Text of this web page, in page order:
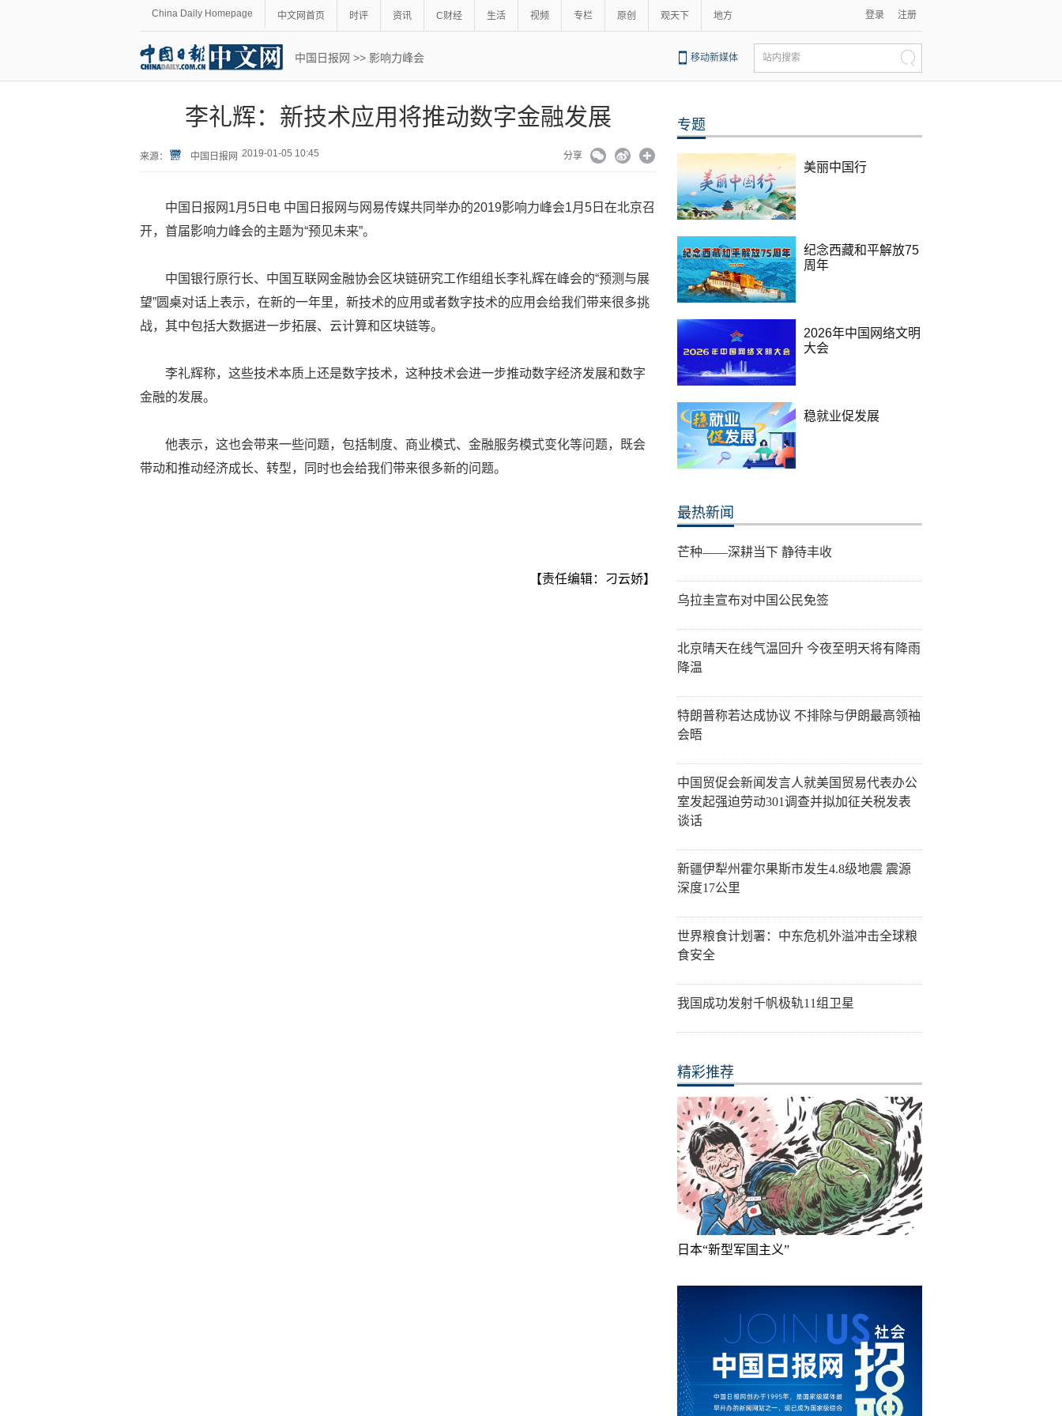
China Daily Homepage 中文网首页 时评 资讯 C财经 生活 视频 专栏 原创 观天下 地方 登录 注册
中国日报网 >> 影响力峰会 移动新媒体 站内搜索
李礼辉：新技术应用将推动数字金融发展
来源： 中国日报网 2019-01-05 10:45 分享
中国日报网1月5日电 中国日报网与网易传媒共同举办的2019影响力峰会1月5日在北京召
开，首届影响力峰会的主题为“预见未来”。
中国银行原行长、中国互联网金融协会区块链研究工作组组长李礼辉在峰会的“预测与展
望”圆桌对话上表示，在新的一年里，新技术的应用或者数字技术的应用会给我们带来很多挑
战，其中包括大数据进一步拓展、云计算和区块链等。
李礼辉称，这些技术本质上还是数字技术，这种技术会进一步推动数字经济发展和数字
金融的发展。
他表示，这也会带来一些问题，包括制度、商业模式、金融服务模式变化等问题，既会
带动和推动经济成长、转型，同时也会给我们带来很多新的问题。
【责任编辑：刁云娇】
专题
美丽中国行
纪念西藏和平解放75
周年
2026年中国网络文明
大会
稳就业促发展
最热新闻
芒种——深耕当下 静待丰收
乌拉圭宣布对中国公民免签
北京晴天在线气温回升 今夜至明天将有降雨
降温
特朗普称若达成协议 不排除与伊朗最高领袖
会晤
中国贸促会新闻发言人就美国贸易代表办公
室发起强迫劳动301调查并拟加征关税发表
谈话
新疆伊犁州霍尔果斯市发生4.8级地震 震源
深度17公里
世界粮食计划署：中东危机外溢冲击全球粮
食安全
我国成功发射千帆极轨11组卫星
精彩推荐
日本“新型军国主义”